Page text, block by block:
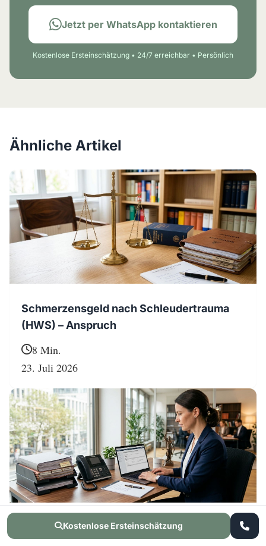
Jetzt per WhatsApp kontaktieren
Kostenlose Ersteinschätzung • 24/7 erreichbar • Persönlich
Ähnliche Artikel
Schmerzensgeld nach Schleudertrauma
(HWS) – Anspruch
8 Min.
23. Juli 2026
Nutzungsausfall Wohnmobil & Wohnwagen
Kostenlose Ersteinschätzung